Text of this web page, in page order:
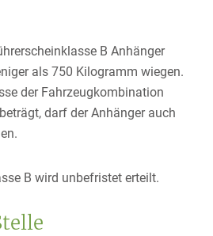
B Anhänger
als 750 Kilogramm wiegen.
der Fahrzeugkombination
darf der Anhänger auch
B wird unbefristet erteilt.